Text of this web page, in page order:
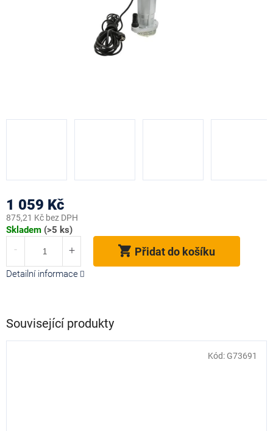
1 059 Kč
875,21 Kč bez DPH
Měrná
Skladem (>5 ks)
Přidat do košíku
Detailní informace
Související produkty
Kód: G73691